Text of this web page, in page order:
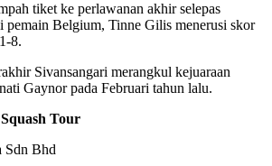
tiket ke perlawanan akhir selepas
pemain Belgium, Tinne Gilis menerusi skor
8.
Sivansangari merangkul kejuaraan
Gaynor pada Februari tahun lalu.
Tour
Sdn Bhd